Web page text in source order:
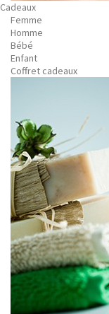
Cadeaux
Femme
Homme
Bébé
Enfant
Coffret cadeaux